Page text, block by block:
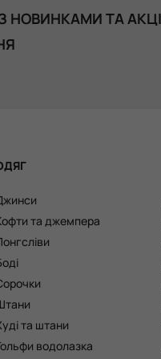
НОВИНКАМИ ТА
та джемпера
та штани
водолазка